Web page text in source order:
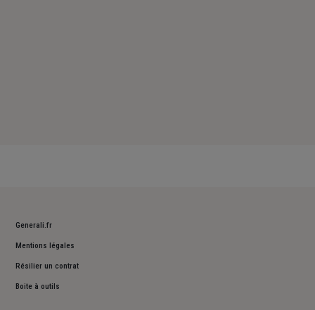
Generali.fr
Mentions légales
Résilier un contrat
Boite à outils